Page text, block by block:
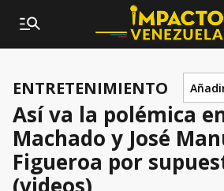
ENTRETENIMIENTO
Así va la polémica
Machado y José
Figueroa por